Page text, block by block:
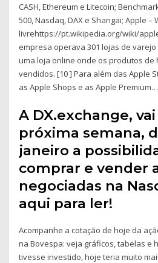
CASH, Ethereum e Litecoin;
500, Nasdaq, DAX e Shangai; Apple
livrehttps://pt.wikipedia.org/wiki/
empresa operava 301 lojas de varejo
uma loja online onde os produtos
vendidos. [10 ] Para além das Apple
as Apple Shops e as Apple Premium…
A DX.exchange,
próxima semana,
janeiro a
comprar e vender
negociadas na
aqui para ler!
Acompanhe a cotação de hoje da ação
na Bovespa: veja gráficos, tabelas e
tivesse investido, hoje teria muito